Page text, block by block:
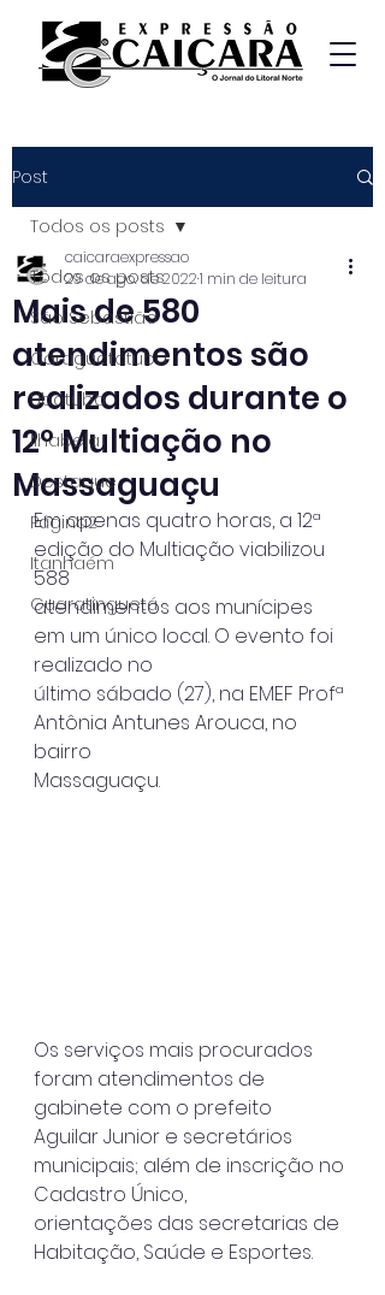
Post
Todos os posts
São Sebastião
Caraguatatuba
Ubatuba
Ilhabela
Destaque
Página2
Itanhaém
Guaratinguetá
Todos os posts
Mais de 580
atendimentos são
realizados durante o
12º Multiação no
Massaguaçu
caicaraexpressao
29 de ago. de 20221 min de leitura
Em apenas quatro horas, a 12ª
edição do Multiação viabilizou
588
atendimentos aos munícipes
em um único local. O evento foi
realizado no
último sábado (27), na EMEF Profª
Antônia Antunes Arouca, no
bairro
Massaguaçu.
Os serviços mais procurados
foram atendimentos de
gabinete com o prefeito
Aguilar Junior e secretários
municipais; além de inscrição no
Cadastro Único,
orientações das secretarias de
Habitação, Saúde e Esportes.